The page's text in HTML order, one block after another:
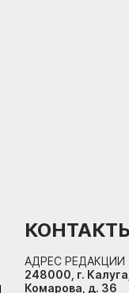
АДРЕС РЕДАКЦИИ
248000, г.
Комарова, д. 36